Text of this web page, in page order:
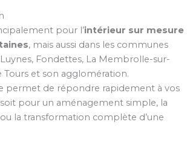
pour l’intérieur sur mesure
, mais aussi dans les communes
Luynes, Fondettes, La Membrolle-sur-
Tours et son agglomération.
permet de répondre rapidement à vos
pour un aménagement simple, la
ou la transformation complète d’une